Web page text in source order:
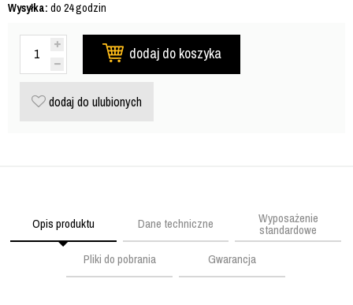
Wysyłka: do 24 godzin
dodaj do koszyka
dodaj do ulubionych
Opis produktu Dane techniczne Wyposażenie
standardowe
Pliki do pobrania
Gwarancja